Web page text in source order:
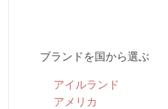
ブランドを国から選ぶ
アイルランド
アメリカ